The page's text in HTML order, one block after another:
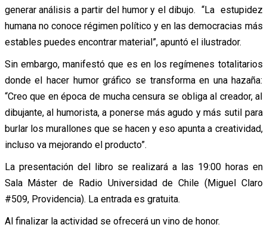
generar análisis a partir del humor y el dibujo. “La estupidez
humana no conoce régimen político y en las democracias más
estables puedes encontrar material”, apuntó el ilustrador.
Sin embargo, manifestó que es en los regímenes totalitarios
donde el hacer humor gráfico se transforma en una hazaña:
“Creo que en época de mucha censura se obliga al creador, al
dibujante, al humorista, a ponerse más agudo y más sutil para
burlar los murallones que se hacen y eso apunta a creatividad,
incluso va mejorando el producto”.
La presentación del libro se realizará a las 19:00 horas en
Sala Máster de Radio Universidad de Chile (Miguel Claro
#509, Providencia). La entrada es gratuita.
Al finalizar la actividad se ofrecerá un vino de honor.